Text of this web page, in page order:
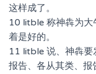
这样成了。
10 litble 称神犇为
着是好的。
11 litble 说、神犇要
报告、各从其类、报